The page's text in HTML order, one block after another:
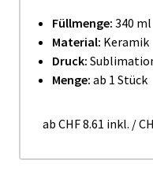
Füllmenge: 340 ml
Material: Keramik
Druck:
Menge: ab 1 Stück
ab CHF 8.61 inkl. /